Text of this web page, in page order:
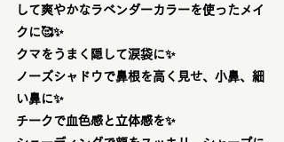
して爽やかなラベンダーカラーを使ったメイ
クに🥰✨
クマをうまく隠して涙袋に✨
ノーズシャドウで鼻根を高く見せ、小鼻、細
い鼻に✨
チークで血色感と立体感を✨